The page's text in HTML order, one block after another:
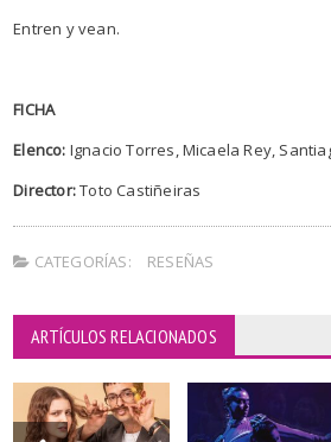
Entren y vean.
FICHA
Elenco: Ignacio Torres, Micaela Rey,
Director:Toto Castiñeiras
CATEGORÍAS: RESEÑAS
ARTÍCULOS RELACIONADOS